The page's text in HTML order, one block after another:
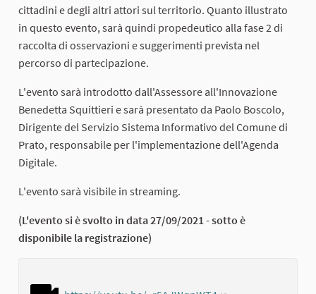
cittadini e degli altri attori sul territorio. Quanto illustrato
in questo evento, sarà quindi propedeutico alla fase 2 di
raccolta di osservazioni e suggerimenti prevista nel
percorso di partecipazione.
L'evento sarà introdotto dall'Assessore all'Innovazione
Benedetta Squittieri e sarà presentato da Paolo Boscolo,
Dirigente del Servizio Sistema Informativo del Comune di
Prato, responsabile per l'implementazione dell'Agenda
Digitale.
L'evento sarà visibile in streaming.
(L'evento si è svolto in data 27/09/2021 - sotto è
disponibile la registrazione)